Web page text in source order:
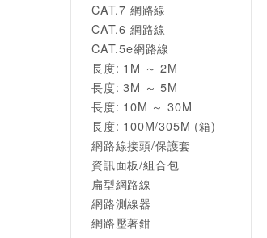
CAT.7 網路線
CAT.6 網路線
CAT.5e網路線
長度: 1M ～ 2M
長度: 3M ～ 5M
長度: 10M ～ 30M
長度: 100M/305M (箱)
網路線接頭/保護套
資訊面板/組合包
扁型網路線
網路測線器
網路壓著鉗